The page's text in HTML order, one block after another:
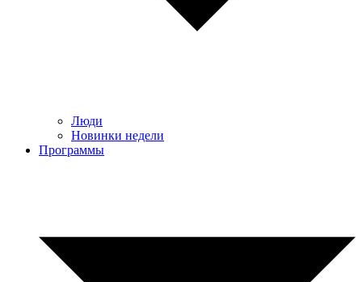
Люди
Новинки недели
Программы